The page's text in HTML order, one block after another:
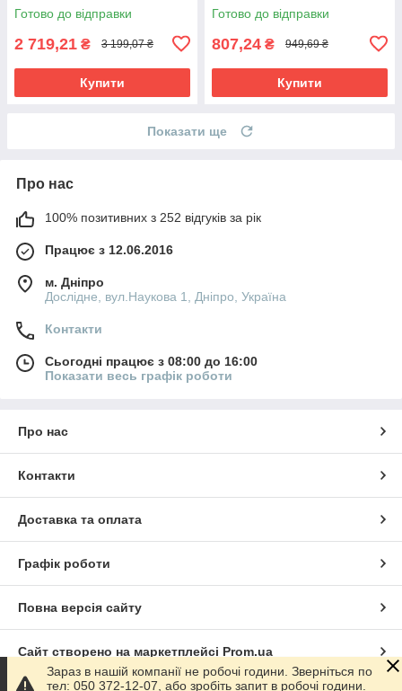
Готово до відправки
2 719,21 ₴ 3 199,07 ₴
Купити
Готово до відправки
807,24 ₴ 949,69 ₴
Купити
Показати ще
Про нас
100% позитивних з 252 відгуків за рік
Працює з 12.06.2016
м. Дніпро
Дослідне, вул.Наукова 1, Дніпро, Україна
Контакти
Сьогодні працює з 08:00 до 16:00
Показати весь графік роботи
Про нас
Контакти
Доставка та оплата
Графік роботи
Повна версія сайту
Сайт створено на маркетплейсі Prom.ua
Зараз в нашій компанії не робочі години. Зверніться по
тел: 050 372-12-07, або зробіть запит в робочі години.